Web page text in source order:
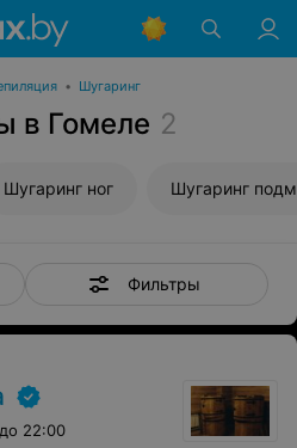
• Шугаринг
в Гомеле 2
Шугаринг ног Шугаринг
Фильтры
до 22:00